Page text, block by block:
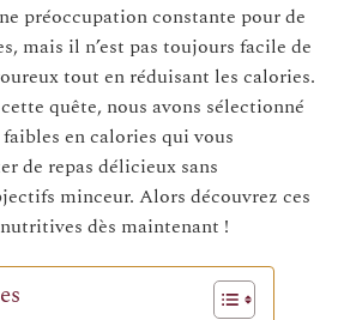
préoccupation constante pour de
mais il n’est pas toujours facile de
tout en réduisant les calories.
quête, nous avons sélectionné
en calories qui vous
de repas délicieux sans
minceur. Alors découvrez ces
dès maintenant !